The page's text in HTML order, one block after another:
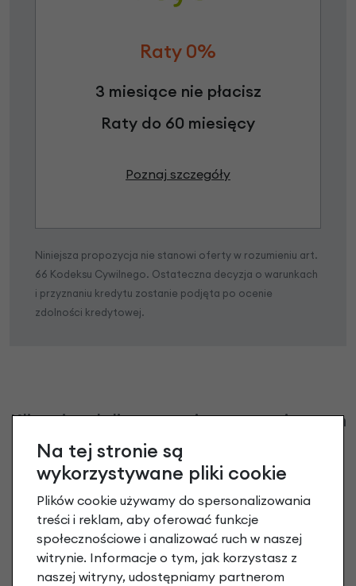
Raty 0%
3 miesiące nie płacisz
Raty do 60 miesięcy
Poznaj szczegóły
Niniejsza propozycja nie stanowi oferty w rozumieniu art.
66 Kodeksu Cywilnego. Ostateczna decyzja o warunkach
i przyznaniu kredytu zostanie podjęta po ocenie
zdolności kredytowej.
Klienci zadali następujące pytania o ten
produkt
Nikt wcześniej niemiał pytań do tego produktu? A Ty o
co chcesz zapytać?
Zadaj pytanie
Na tej stronie są
wykorzystywane pliki cookie
Plików cookie używamy do spersonalizowania
treści i reklam, aby oferować funkcje
społecznościowe i analizować ruch w naszej
witrynie. Informacje o tym, jak korzystasz z
naszej witryny, udostępniamy partnerom